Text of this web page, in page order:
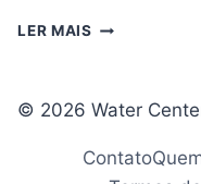
LER MAIS
PERTO
VOCÊ
© 2026 Water
Contato